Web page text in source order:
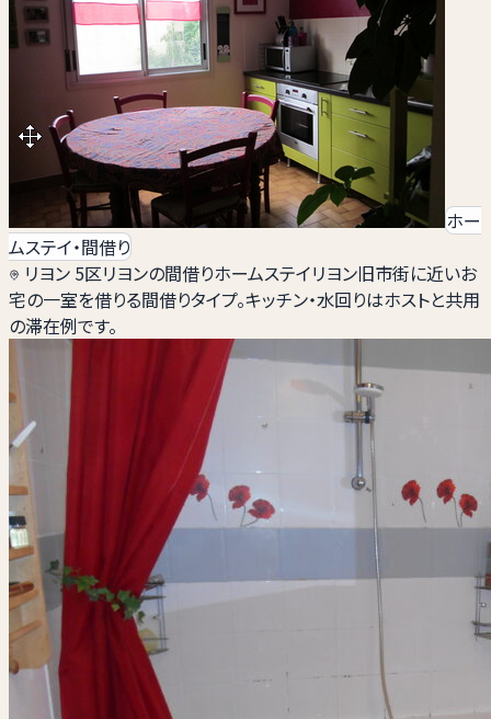
ホー
ムステイ・間借り
リヨン 5区リヨンの間借りホームステイリヨン旧市街に近いお
宅の一室を借りる間借りタイプ。キッチン・水回りはホストと共用
の滞在例です。